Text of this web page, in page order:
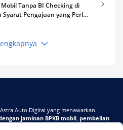
Tanpa BI Checking di
Syarat Pengajuan yang Perlu
2 Hari, Apakah Langsung
Simak Peraturan
Auto Digital yang menawarkan
jaminan BPKB mobil pembelian